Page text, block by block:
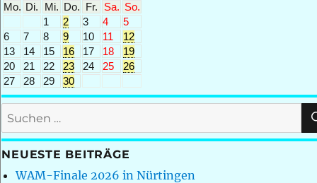
Mo. Di. Mi. Do. Fr. Sa. So.
1
2 3 4
5
6
7 8 9 10 11
12
13
14 15 16 17 18
19
20
21 22 23 24 25
26
27
28 29 30
Suchen
nach:
NEUESTE BEITRÄGE
WAM-Finale 2026 in Nürtingen